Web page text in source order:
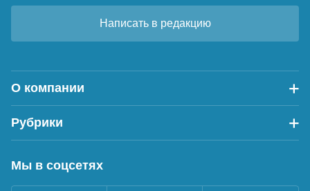
Написать в редакцию
О компании
Рубрики
Мы в соцсетях